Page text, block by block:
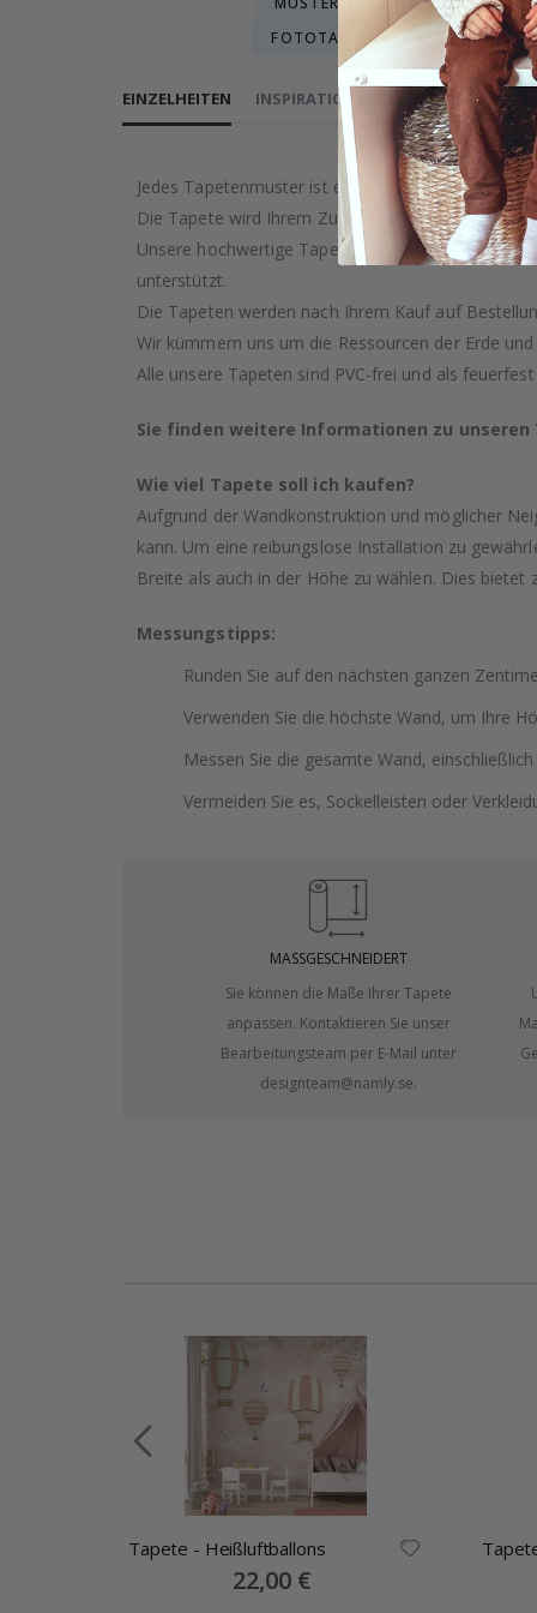
MUSTER
ILLUSTRATIONEN
FOTOTAPETEN - FAHRZEUG
EINZELHEITEN
Jedes Tapetenmuster ist eine künstlerische
Die Tapete wird Ihrem Zuhause garantiert einen
Unsere hochwertige Tapete wird mit Sorgfalt und
unterstützt.
Die Tapeten werden nach Ihrem Kauf auf
Wir kümmern uns um die Ressourcen der Erde
Alle unsere Tapeten sind PVC-frei und als
Sie finden weitere Informationen zu
Wie viel Tapete soll ich kaufen?
Aufgrund der Wandkonstruktion und möglicher
kann. Um eine reibungslose Installation zu
Breite als auch in der Höhe zu wählen. Dies
Messungstipps:
Runden Sie auf den nächsten ganzen
Verwenden Sie die höchste Wand, um Ihre
Messen Sie die gesamte Wand,
Vermeiden Sie es, Sockelleisten oder
INSPIRATION BEWERTUNGEN(0
MASSGESCHNEIDERT
Sie können die Maße Ihrer Tapete
anpassen. Kontaktieren Sie unser
Bearbeitungsteam per E-Mail unter
designteam@namly.se.
Tapete - Heißluftballons
Special
Price
22,00 €